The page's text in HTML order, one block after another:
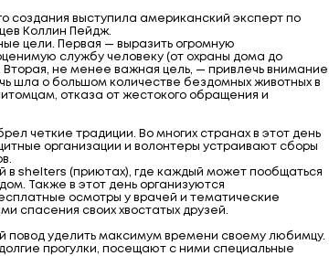
создания выступила американский эксперт по
Коллин Пейдж.
цели. Первая — выразить огромную
службу человеку (от охраны дома до
Вторая, не менее важная цель, — привлечь внимание
шла о большом количестве бездомных животных в
отказа от жестокого обращения и
четкие традиции. Во многих странах в этот день
организации и волонтеры устраивают сборы
в shelters (приютах), где каждый может пообщаться
Также в этот день организуются
осмотры у врачей и тематические
спасения своих хвостатых друзей.
повод уделить максимум времени своему любимцу.
прогулки, посещают с ними специальные